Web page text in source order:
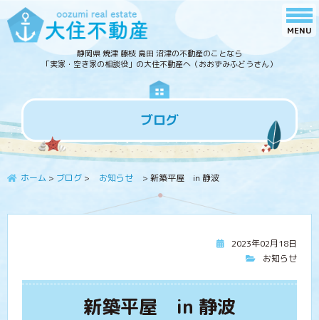
静岡県 焼津 藤枝 島田 沼津の不動産のことなら
「実家・空き家の相談役」の大住不動産へ（おおずみふどうさん）
ブログ
ホーム > ブログ > お知らせ > 新築平屋 in 静波
2023年02月18日
お知らせ
新築平屋 in 静波